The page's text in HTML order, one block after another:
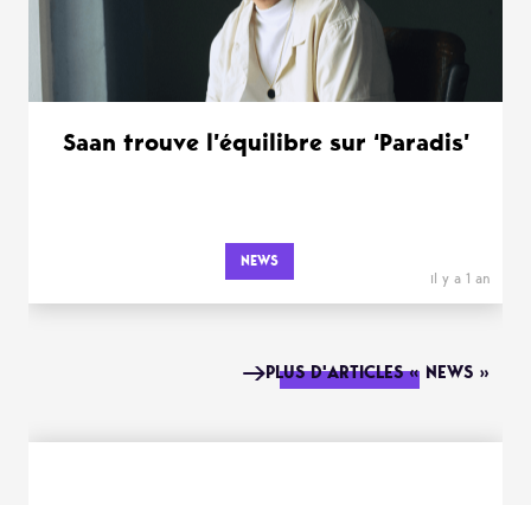
Saan trouve l’équilibre sur ‘Paradis’
NEWS
il y a 1 an
PLUS D'ARTICLES « NEWS »